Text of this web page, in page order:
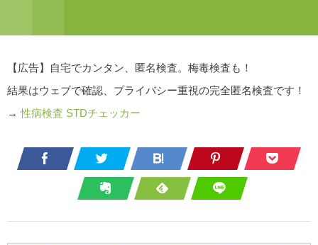
【広告】自宅でカンタン、匿名検査。梅毒検査も！
結果はウェブで確認、プライバシー重視の完全匿名検査です！
→性病検査 STDチェッカー